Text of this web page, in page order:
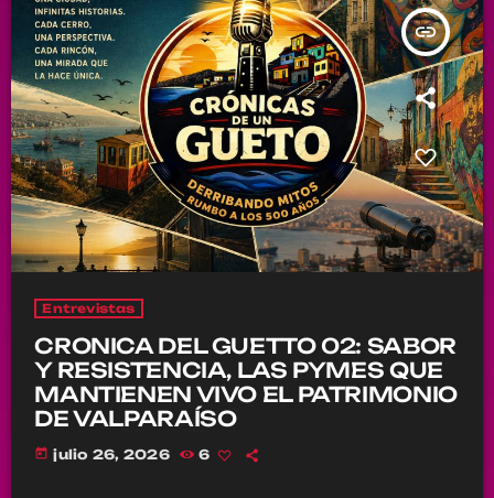
insert_link
Entrevistas
CRONICA DEL GUETTO 02: SABOR
Y RESISTENCIA, LAS PYMES QUE
MANTIENEN VIVO EL PATRIMONIO
DE VALPARAÍSO
today julio 26, 2026 6